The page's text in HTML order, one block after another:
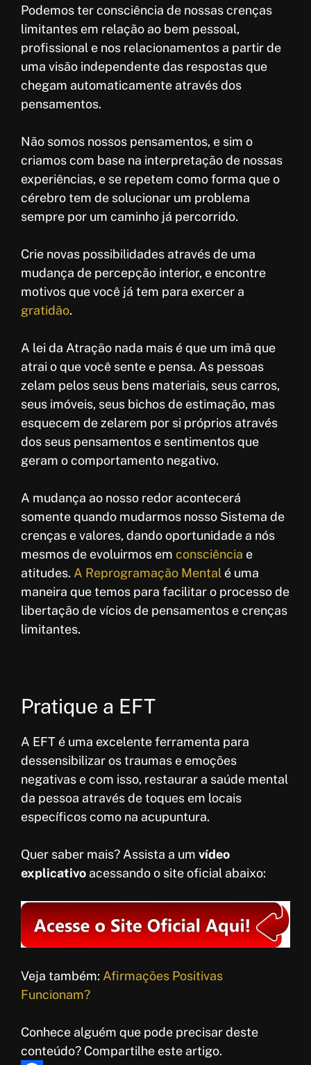
Podemos ter consciência de nossas crenças
limitantes em relação ao bem pessoal,
profissional e nos relacionamentos a partir de
uma visão independente das respostas que
chegam automaticamente através dos
pensamentos.
Não somos nossos pensamentos, e sim o
criamos com base na interpretação de nossas
experiências, e se repetem como forma que o
cérebro tem de solucionar um problema
sempre por um caminho já percorrido.
Crie novas possibilidades através de uma
mudança de percepção interior, e encontre
motivos que você já tem para exercer a
gratidão.
A lei da Atração nada mais é que um imã que
atrai o que você sente e pensa. As pessoas
zelam pelos seus bens materiais, seus carros,
seus imóveis, seus bichos de estimação, mas
esquecem de zelarem por si próprios através
dos seus pensamentos e sentimentos que
geram o comportamento negativo.
A mudança ao nosso redor acontecerá
somente quando mudarmos nosso Sistema de
crenças e valores, dando oportunidade a nós
mesmos de evoluirmos em consciência e
atitudes. A Reprogramação Mental é uma
maneira que temos para facilitar o processo de
libertação de vícios de pensamentos e crenças
limitantes.
Pratique a EFT
A EFT é uma excelente ferramenta para
dessensibilizar os traumas e emoções
negativas e com isso, restaurar a saúde mental
da pessoa através de toques em locais
específicos como na acupuntura.
Quer saber mais? Assista a um vídeo
explicativo acessando o site oficial abaixo:
Veja também: Afirmações Positivas
Funcionam?
Conhece alguém que pode precisar deste
conteúdo? Compartilhe este artigo.